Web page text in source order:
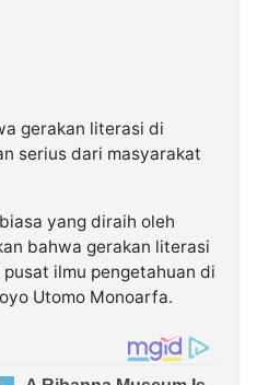
gerakan literasi di
serius dari masyarakat
yang diraih oleh
bahwa gerakan literasi
ilmu pengetahuan di
Utomo Monoarfa.